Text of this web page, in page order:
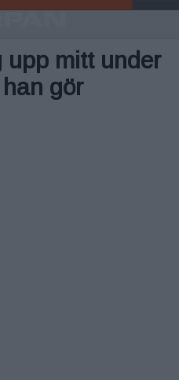
upp mitt under
gör